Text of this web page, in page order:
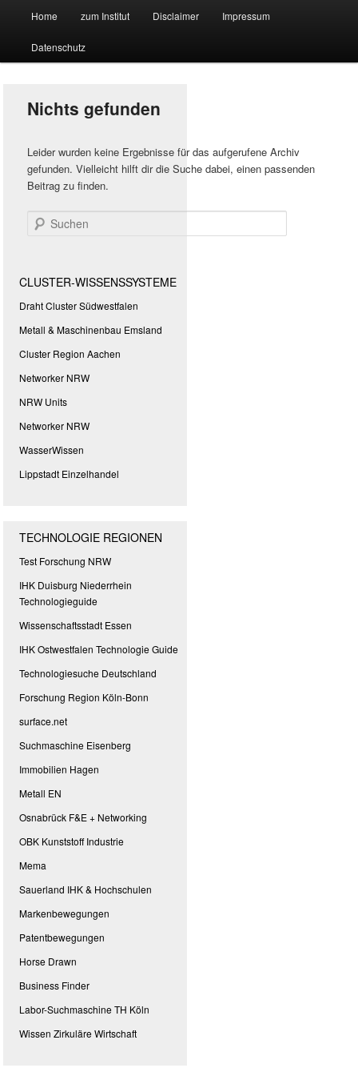
Suchmaschine Forschung und
Technologie
Zum
primären
springen
Zum
sekundären
springen
Home zum Institut Disclaimer Impressum
Datenschutz
Nichts gefunden
Leider wurden keine Ergebnisse für das aufgerufene Archiv
gefunden. Vielleicht hilft dir die Suche dabei, einen passenden
Beitrag zu finden.
Suchen
CLUSTER-WISSENSSYSTEME
Draht Cluster Südwestfalen
Metall & Maschinenbau Emsland
Cluster Region Aachen
Networker NRW
NRW Units
Networker NRW
WasserWissen
Lippstadt Einzelhandel
TECHNOLOGIE REGIONEN
Test Forschung NRW
IHK Duisburg Niederrhein
Technologieguide
Wissenschaftsstadt Essen
IHK Ostwestfalen Technologie Guide
Technologiesuche Deutschland
Forschung Region Köln-Bonn
surface.net
Suchmaschine Eisenberg
Immobilien Hagen
Metall EN
Osnabrück F&E + Networking
OBK Kunststoff Industrie
Mema
Sauerland IHK & Hochschulen
Markenbewegungen
Patentbewegungen
Horse Drawn
Business Finder
Labor-Suchmaschine TH Köln
Wissen Zirkuläre Wirtschaft